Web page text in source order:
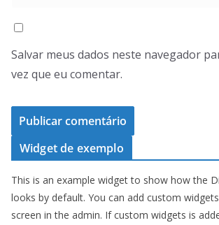
Salvar meus dados neste navegador
vez que eu comentar.
Widget de exemplo
This is an example widget to show how the
looks by default. You can add custom
screen in the admin. If custom widgets is